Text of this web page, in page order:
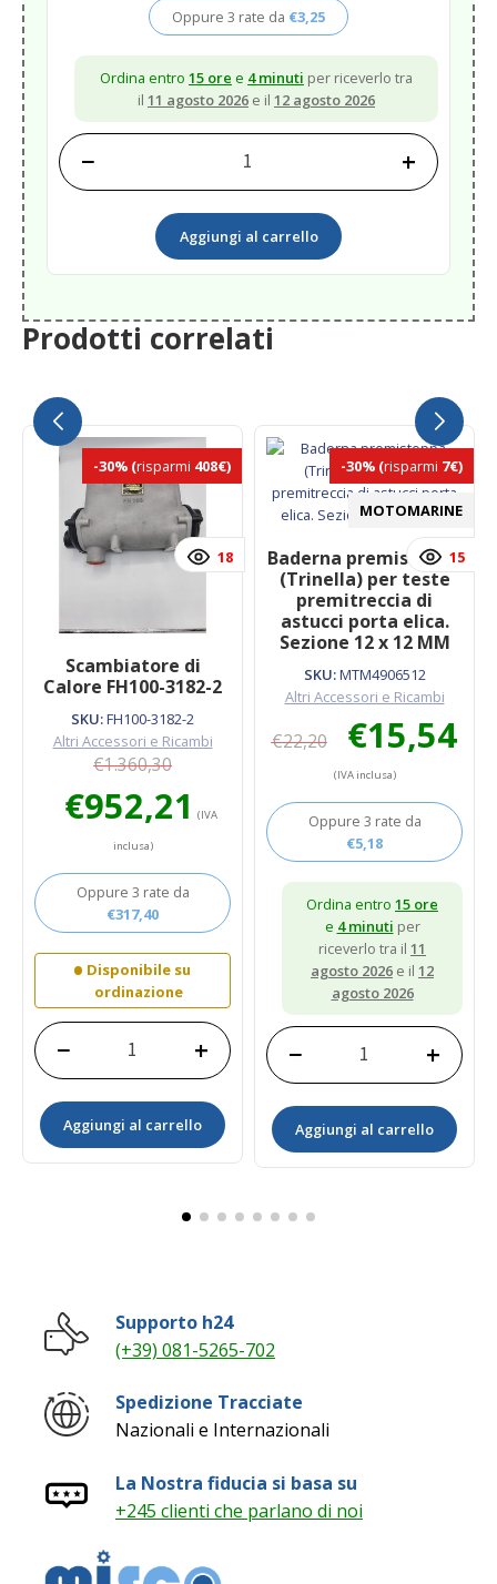
€12,20.
€9,76.
Oppure 3 rate da €3,25
Ordina entro 15 ore e 4 minuti per riceverlo tra
il 11 agosto 2026 e il 12 agosto 2026
REPELLENTE
PIDER
− +
Aggiungi al carrello
Prodotti correlati
-30% (risparmi 408€)
Scambiatore di
Calore FH100-3182-2
SKU:FH100-3182-2
Altri Accessori e Ricambi
€1.360,30
prezzo
€1.360,30.
€952,21 prezzo
€952,21.
(IVA
inclusa)
Oppure 3 rate da
€317,40
18
Disponibile su
ordinazione
Scambiatore
Calore
FH100-
3182-
− +
Aggiungi al carrello
MOTOMARINE
-30% (risparmi 7€)
Baderna premistoppa
(Trinella) per teste
premitreccia di
astucci porta elica.
Sezione 12 x 12 MM
SKU:MTM4906512
Altri Accessori e Ricambi
€22,20
prezzo
era:
€22,20.
€15,54
(IVA inclusa)
Oppure 3 rate da
€5,18
15
Ordina entro 15 ore
e 4 minuti per
riceverlo tra il 11
agosto 2026 e il 12
agosto 2026
Baderna
premistoppa
(Trinella)
per
teste
astucci
12
quantità
− +
Aggiungi al carrello
Supporto h24
(+39) 081-5265-702
Spedizione Tracciate
Nazionali e Internazionali
La Nostra fiducia si basa su
+245 clienti che parlano di noi